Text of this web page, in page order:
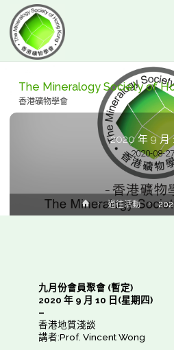
The Mineralogy Society of
香港礦物學會
2020 年 9 月
2020-08-27
Home過往活動
九月份會員聚會 (暫定)
2020 年 9 月 10 日(星期四)
–
香港地質淺談
講者:Prof. Vincent Wong